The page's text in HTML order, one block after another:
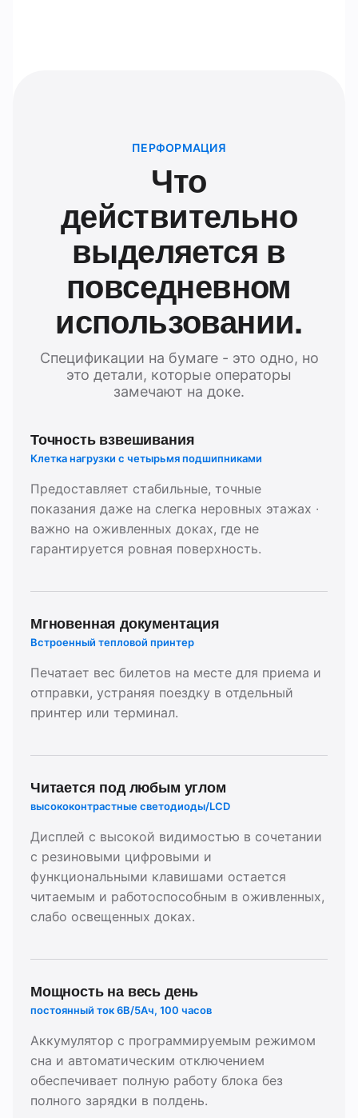
ПЕРФОРМАЦИЯ
Что
действительно
выделяется в
повседневном
использовании.
Спецификации на бумаге - это одно, но
это детали, которые операторы
замечают на доке.
Точность взвешивания
Клетка нагрузки с четырьмя подшипниками
Предоставляет стабильные, точные
показания даже на слегка неровных этажах ∙
важно на оживленных доках, где не
гарантируется ровная поверхность.
Мгновенная документация
Встроенный тепловой принтер
Печатает вес билетов на месте для приема и
отправки, устраняя поездку в отдельный
принтер или терминал.
Читается под любым углом
высококонтрастные светодиоды/LCD
Дисплей с высокой видимостью в сочетании
с резиновыми цифровыми и
функциональными клавишами остается
читаемым и работоспособным в оживленных,
слабо освещенных доках.
Мощность на весь день
постоянный ток 6В/5Ач, 100 часов
Аккумулятор с программируемым режимом
сна и автоматическим отключением
обеспечивает полную работу блока без
полного зарядки в полдень.